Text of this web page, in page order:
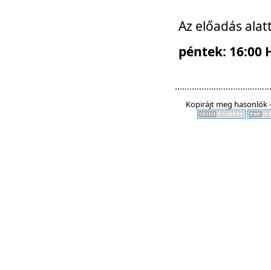
Az előadás
péntek: 16:00
Kopirájt meg hasonlók